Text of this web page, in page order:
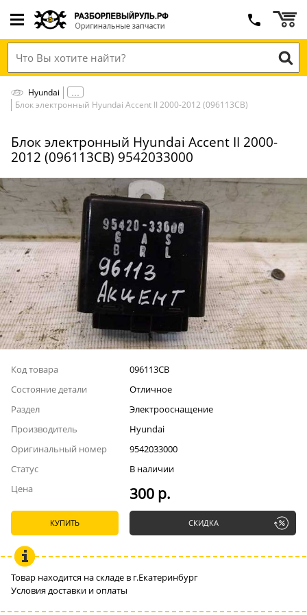
Hyundai
Блок электронный Hyundai Accent II 2000-2012 (096113СВ)
Блок электронный Hyundai Accent II 2000-
2012 (096113СВ) 9542033000
Код товара
096113СВ
Состояние детали
Отличное
Раздел
Электрооснащение
Производитель
Hyundai
Оригинальный номер
9542033000
Статус
В наличии
Цена
300 р.
КУПИТЬ СКИДКА
Товар находится на складе в г.Екатеринбург
Условия доставки и оплаты